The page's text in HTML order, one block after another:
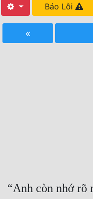
Hoàn Thành
Báo Lỗi
“Anh còn nhớ rõ